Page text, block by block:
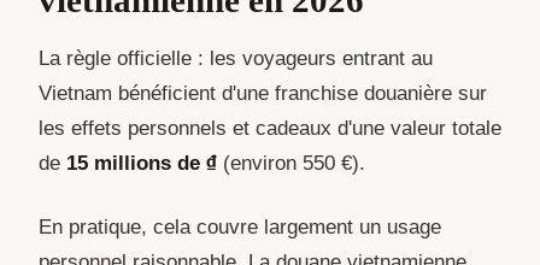
La règle officielle : les voyageurs entrant au
Vietnam bénéficient d'une franchise douanière sur
les effets personnels et cadeaux d'une valeur totale
de 15 millions de ₫ (environ 550 €).
En pratique, cela couvre largement un usage